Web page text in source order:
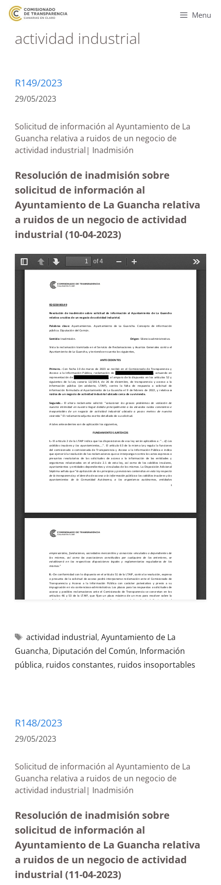
Menu
actividad industrial
R149/2023
29/05/2023
Solicitud de información al Ayuntamiento de La
Guancha relativa a ruidos de un negocio de
actividad industrial| Inadmisión
Resolución de inadmisión sobre
solicitud de información al
Ayuntamiento de La Guancha relativa
a ruidos de un negocio de actividad
industrial (10-04-2023)
actividad industrial, Ayuntamiento de La
Guancha, Diputación del Común, Información
pública, ruidos constantes, ruidos insoportables
R148/2023
29/05/2023
Solicitud de información al Ayuntamiento de La
Guancha relativa a ruidos de un negocio de
actividad industrial| Inadmisión
Resolución de inadmisión sobre
solicitud de información al
Ayuntamiento de La Guancha relativa
a ruidos de un negocio de actividad
industrial (11-04-2023)